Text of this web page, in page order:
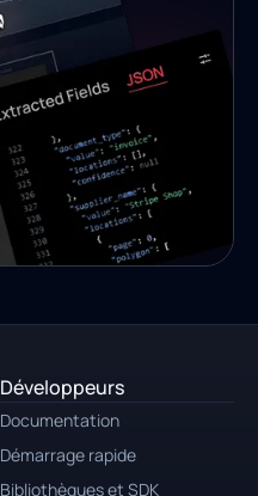
Développeurs
Documentation
Démarrage rapide
Bibliothèques et SDK